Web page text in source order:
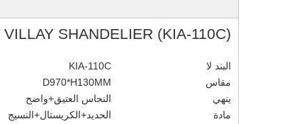
SHANDELIER (KIA-110C)
البند لا
KIA-110C
مقاس
D970*H130MM
ينهي
النحاس العتيق+واضح
مادة
الحديد+الكريستال+النسيج